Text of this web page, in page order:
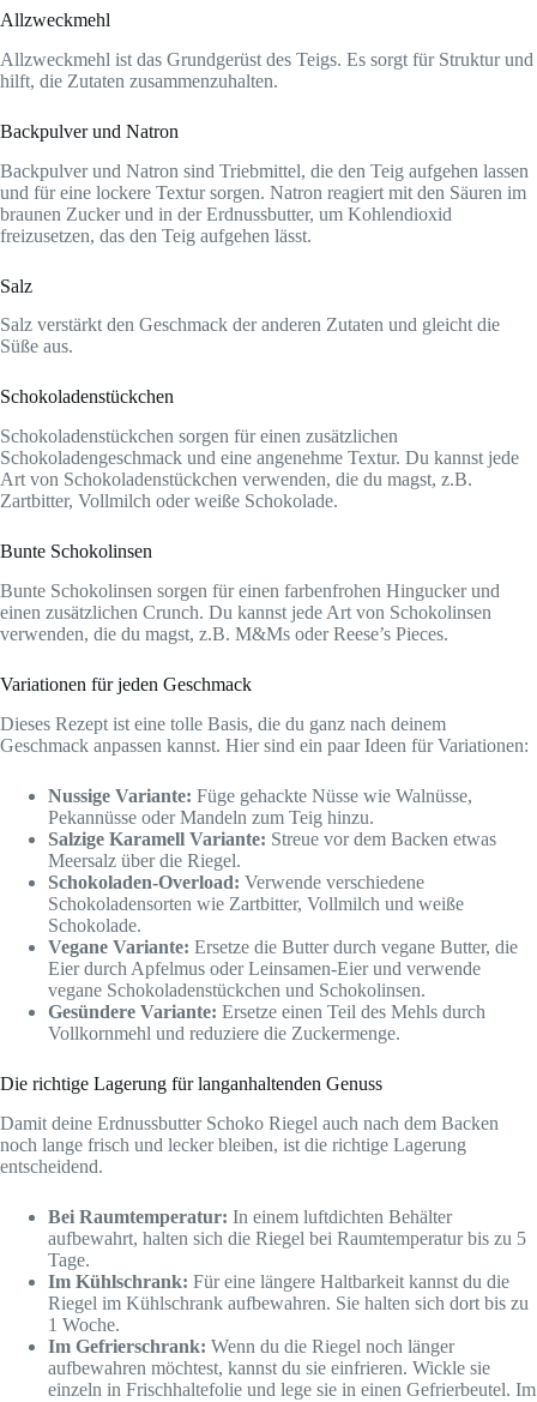
Allzweckmehl
Allzweckmehl ist das Grundgerüst des Teigs. Es sorgt für Struktur und
hilft, die Zutaten zusammenzuhalten.
Backpulver und Natron
Backpulver und Natron sind Triebmittel, die den Teig aufgehen lassen
und für eine lockere Textur sorgen. Natron reagiert mit den Säuren im
braunen Zucker und in der Erdnussbutter, um Kohlendioxid
freizusetzen, das den Teig aufgehen lässt.
Salz
Salz verstärkt den Geschmack der anderen Zutaten und gleicht die
Süße aus.
Schokoladenstückchen
Schokoladenstückchen sorgen für einen zusätzlichen
Schokoladengeschmack und eine angenehme Textur. Du kannst jede
Art von Schokoladenstückchen verwenden, die du magst, z.B.
Zartbitter, Vollmilch oder weiße Schokolade.
Bunte Schokolinsen
Bunte Schokolinsen sorgen für einen farbenfrohen Hingucker und
einen zusätzlichen Crunch. Du kannst jede Art von Schokolinsen
verwenden, die du magst, z.B. M&Ms oder Reese’s Pieces.
Variationen für jeden Geschmack
Dieses Rezept ist eine tolle Basis, die du ganz nach deinem
Geschmack anpassen kannst. Hier sind ein paar Ideen für Variationen:
Nussige Variante: Füge gehackte Nüsse wie Walnüsse,
Pekannüsse oder Mandeln zum Teig hinzu.
Salzige Karamell Variante: Streue vor dem Backen etwas
Meersalz über die Riegel.
Schokoladen-Overload: Verwende verschiedene
Schokoladensorten wie Zartbitter, Vollmilch und weiße
Schokolade.
Vegane Variante: Ersetze die Butter durch vegane Butter, die
Eier durch Apfelmus oder Leinsamen-Eier und verwende
vegane Schokoladenstückchen und Schokolinsen.
Gesündere Variante: Ersetze einen Teil des Mehls durch
Vollkornmehl und reduziere die Zuckermenge.
Die richtige Lagerung für langanhaltenden Genuss
Damit deine Erdnussbutter Schoko Riegel auch nach dem Backen
noch lange frisch und lecker bleiben, ist die richtige Lagerung
entscheidend.
Bei Raumtemperatur: In einem luftdichten Behälter
aufbewahrt, halten sich die Riegel bei Raumtemperatur bis zu 5
Tage.
Im Kühlschrank: Für eine längere Haltbarkeit kannst du die
Riegel im Kühlschrank aufbewahren. Sie halten sich dort bis zu
1 Woche.
Im Gefrierschrank: Wenn du die Riegel noch länger
aufbewahren möchtest, kannst du sie einfrieren. Wickle sie
einzeln in Frischhaltefolie und lege sie in einen Gefrierbeutel. Im